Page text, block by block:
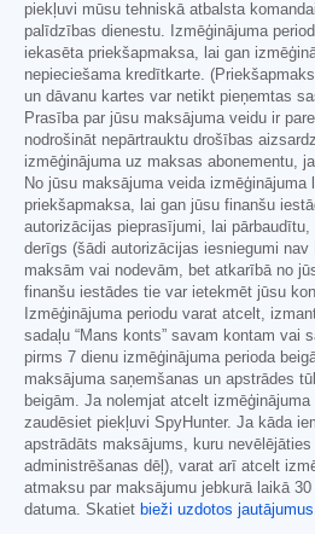
piekļuvi mūsu tehniskā atbalsta
palīdzības dienestu. Izmēģinājuma
iekasēta priekšapmaksa, lai gan
nepieciešama kredītkarte.
un dāvanu kartes var netikt pieņemtas
Prasība par jūsu maksājuma veidu ir
nodrošināt nepārtrauktu drošības
izmēģinājuma uz maksas abonementu,
No jūsu maksājuma veida
priekšapmaksa, lai gan jūsu finanšu
autorizācijas pieprasījumi, lai
derīgs (šādi autorizācijas iesniegumi
maksām vai nodevām, bet atkarībā no
finanšu iestādes tie var ietekmēt jūsu
Izmēģinājuma periodu varat atcelt,
sadaļu “Mans konts” savam kontam vai
pirms 7 dienu izmēģinājuma perioda
maksājuma saņemšanas un apstrādes
beigām. Ja nolemjat atcelt
zaudēsiet piekļuvi SpyHunter. Ja kāda
apstrādāts maksājums, kuru
administrēšanas dēļ), varat arī atcelt
atmaksu par maksājumu jebkurā laikā
datuma. Skatiet bieži uzdotos jautājumus